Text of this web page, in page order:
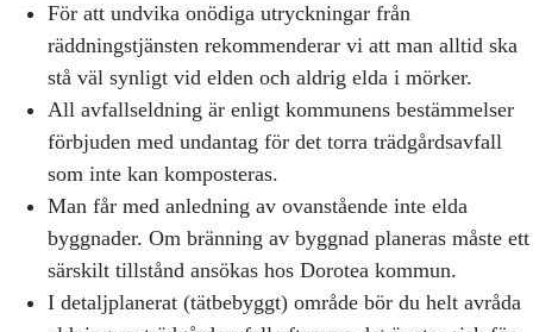
För att undvika onödiga utryckningar från
räddningstjänsten rekommenderar vi att man alltid ska
stå väl synligt vid elden och aldrig elda i mörker.
All avfallseldning är enligt kommunens bestämmelser
förbjuden med undantag för det torra trädgårdsavfall
som inte kan komposteras.
Man får med anledning av ovanstående inte elda
byggnader. Om bränning av byggnad planeras måste ett
särskilt tillstånd ansökas hos Dorotea kommun.
I detaljplanerat (tätbebyggt) område bör du helt avråda